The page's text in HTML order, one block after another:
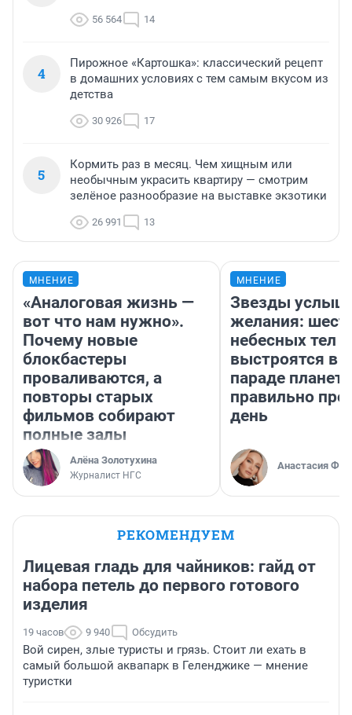
56 564 14
4
Пирожное «Картошка»: классический рецепт
в домашних условиях с тем самым вкусом из
детства
30 926 17
5
Кормить раз в месяц. Чем хищным или
необычным украсить квартиру — смотрим
зелёное разнообразие на выставке экзотики
26 991 13
МНЕНИЕ
«Аналоговая жизнь —
вот что нам нужно».
Почему новые
блокбастеры
проваливаются, а
повторы старых
фильмов собирают
полные залы
Алёна Золотухина
Журналист НГС
МНЕНИЕ
Звезды
желания:
небесных тел
выстроятся в
параде планет
правильно
день
Анастасия
РЕКОМЕНДУЕМ
Лицевая гладь для чайников: гайд от
набора петель до первого готового
изделия
19 часов 9 940 Обсудить
Вой сирен, злые туристы и грязь. Стоит ли ехать в
самый большой аквапарк в Геленджике — мнение
туристки